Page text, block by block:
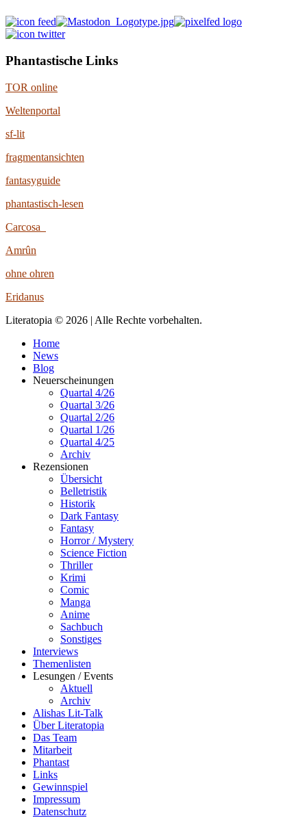
Phantastische Links
TOR online
Weltenportal
sf-lit
fragmentansichten
fantasyguide
phantastisch-lesen
Carcosa
Amrûn
ohne ohren
Eridanus
Literatopia © 2026 | Alle Rechte vorbehalten.
Home
News
Blog
Neuerscheinungen
Quartal 4/26
Quartal 3/26
Quartal 2/26
Quartal 1/26
Quartal 4/25
Archiv
Rezensionen
Übersicht
Belletristik
Historik
Dark Fantasy
Fantasy
Horror / Mystery
Science Fiction
Thriller
Krimi
Comic
Manga
Anime
Sachbuch
Sonstiges
Interviews
Themenlisten
Lesungen / Events
Aktuell
Archiv
Alishas Lit-Talk
Über Literatopia
Das Team
Mitarbeit
Phantast
Links
Gewinnspiel
Impressum
Datenschutz